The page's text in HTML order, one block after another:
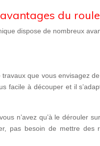
du
dispose de nombreux
que vous envisagez
facile à découperet il
n’avez qu’à le dérouler
pas besoin de mettre des